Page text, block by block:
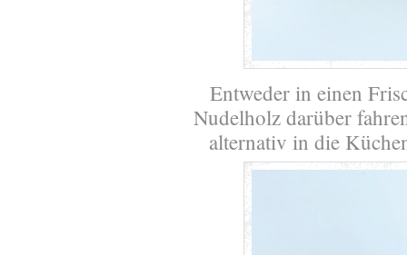
Entweder in einen
Nudelholz darüber
alternativ in die